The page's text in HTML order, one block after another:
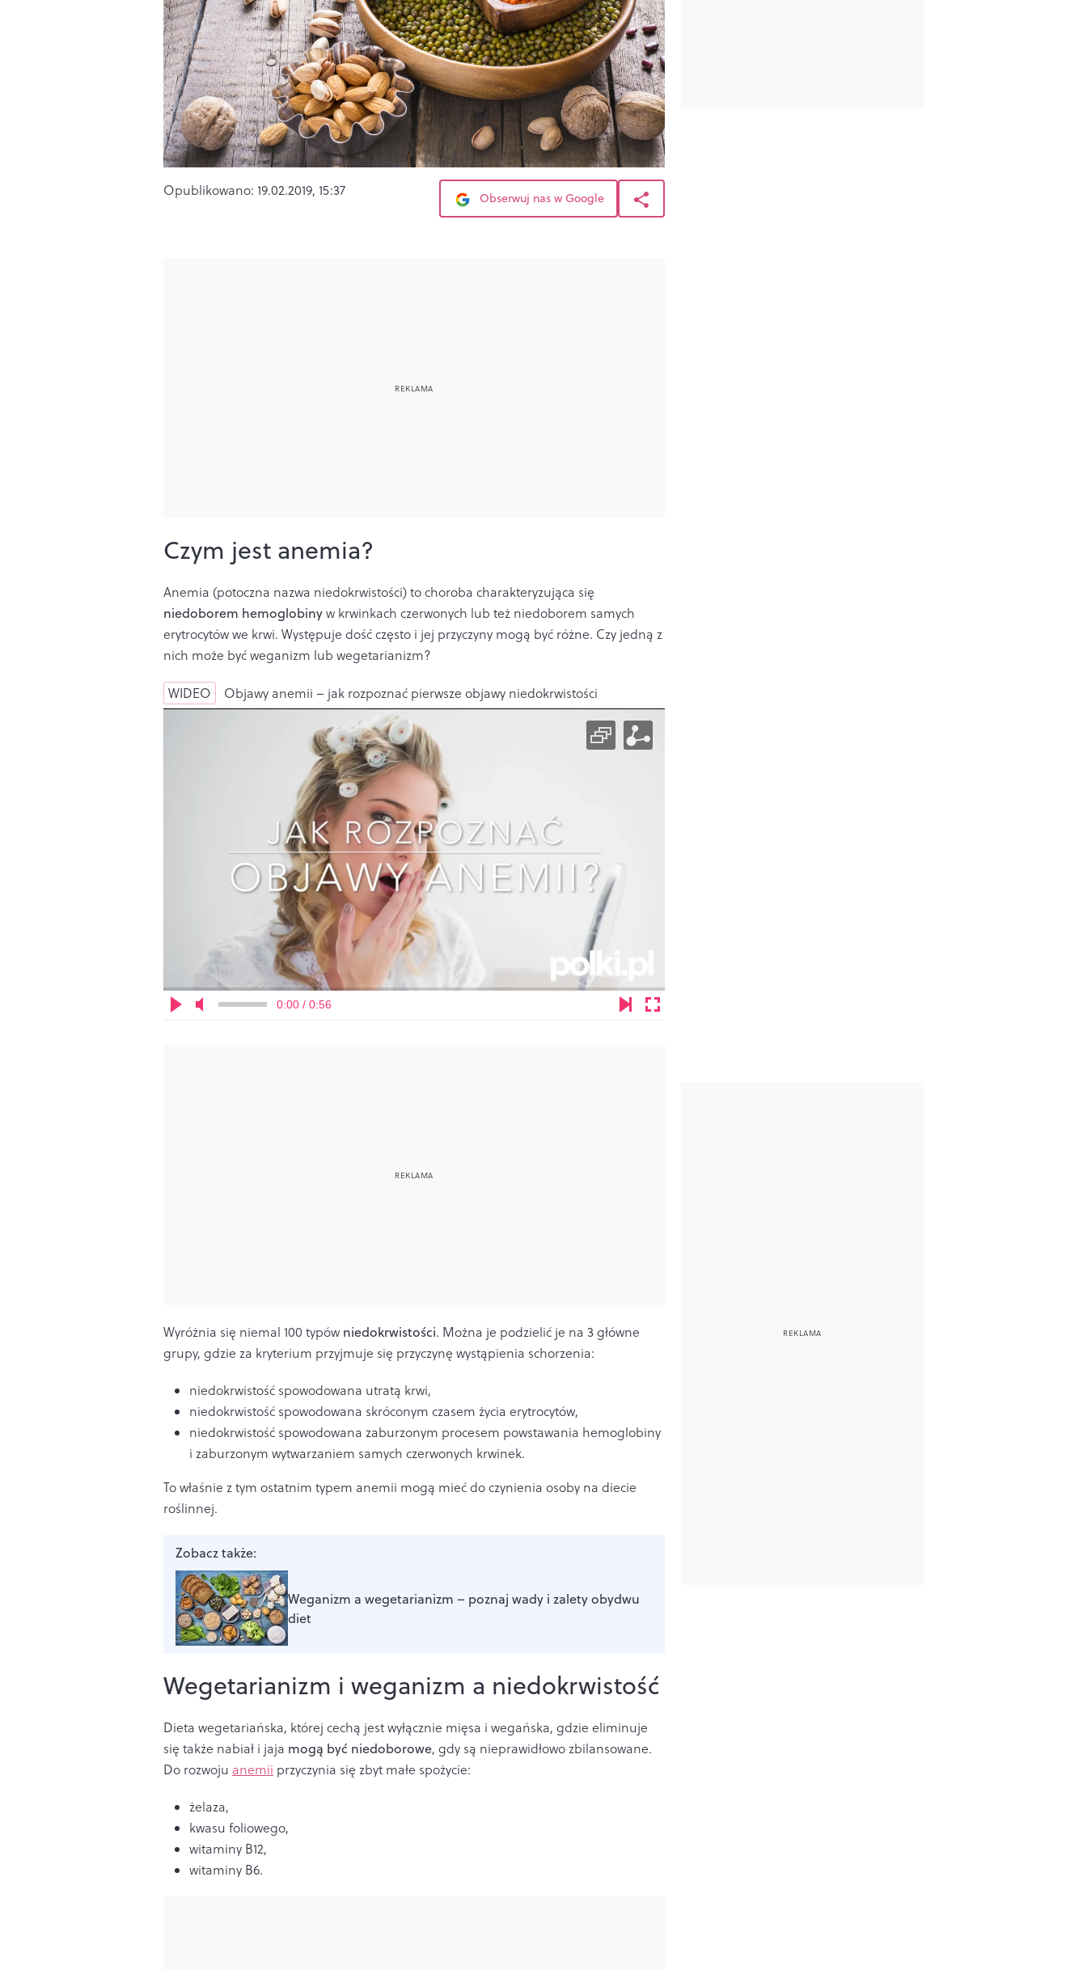
Opublikowano: 19.02.2019, 15:37 Obserwuj nas w Google
Czym jest anemia?
Anemia (potoczna nazwa niedokrwistości) to choroba charakteryzująca się
niedoborem hemoglobinyw krwinkach czerwonych lub też niedoborem samych
erytrocytów we krwi. Występuje dość często i jej przyczyny mogą być różne. Czy jedną z
nich może być weganizm lub wegetarianizm?
WIDEO Objawy anemii – jak rozpoznać pierwsze objawy niedokrwistości
0:00 / 0:56
Wyróżnia się niemal 100 typów niedokrwistości. Można je podzielić je na 3 główne
grupy, gdzie za kryterium przyjmuje się przyczynę wystąpienia schorzenia:
niedokrwistość spowodowana utratą krwi,
niedokrwistość spowodowana skróconym czasem życia erytrocytów,
niedokrwistość spowodowana zaburzonym procesem powstawania hemoglobiny
i zaburzonym wytwarzaniem samych czerwonych krwinek.
To właśnie z tym ostatnim typem anemii mogą mieć do czynienia osoby na diecie
roślinnej.
Zobacz także:
Weganizm a wegetarianizm – poznaj wady i zalety obydwu
diet
Wegetarianizm i weganizm a niedokrwistość
Dieta wegetariańska, której cechą jest wyłącznie mięsa i wegańska, gdzie eliminuje
się także nabiał i jaja mogą być niedoborowe, gdy są nieprawidłowo zbilansowane.
Do rozwoju anemii przyczynia się zbyt małe spożycie:
żelaza,
kwasu foliowego,
witaminy B12,
witaminy B6.